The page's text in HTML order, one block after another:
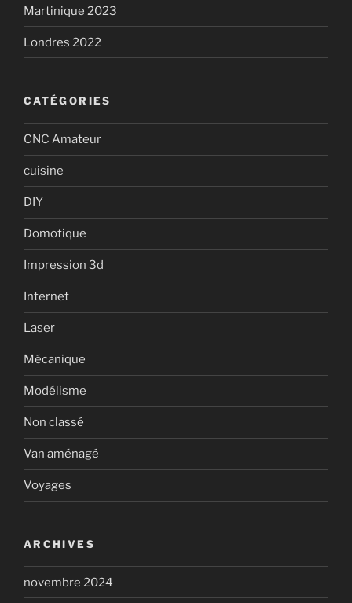
Martinique 2023
Londres 2022
CATÉGORIES
CNC Amateur
cuisine
DIY
Domotique
Impression 3d
Internet
Laser
Mécanique
Modélisme
Non classé
Van aménagé
Voyages
ARCHIVES
novembre 2024